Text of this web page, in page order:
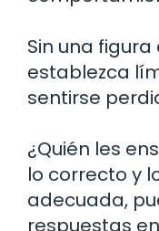
Sin una
establezca
sentirse
¿Quién les
lo correcto y
adecuada,
respuestas